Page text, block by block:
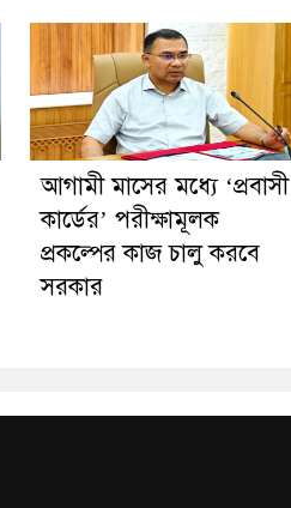
আগামী মাসের মধ্যে ‘প্রবাসী
কার্ডের’ পরীক্ষামূলক
প্রকল্পের কাজ চালু করবে
সরকার